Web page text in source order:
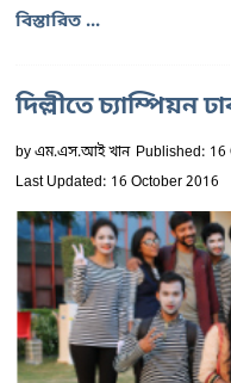
বিস্তারিত ...
দিল্লীতে চ্যাম্পিয়ন
byএম.এস.আই খান Published: 16
Last Updated: 16 October 2016